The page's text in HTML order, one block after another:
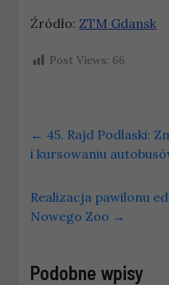
Źródło: ZTM Gdansk
Post Views: 66
← 45. Rajd Podlaski:
i kursowaniu
Realizacja pawilonu
Nowego Zoo →
Podobne wpisy